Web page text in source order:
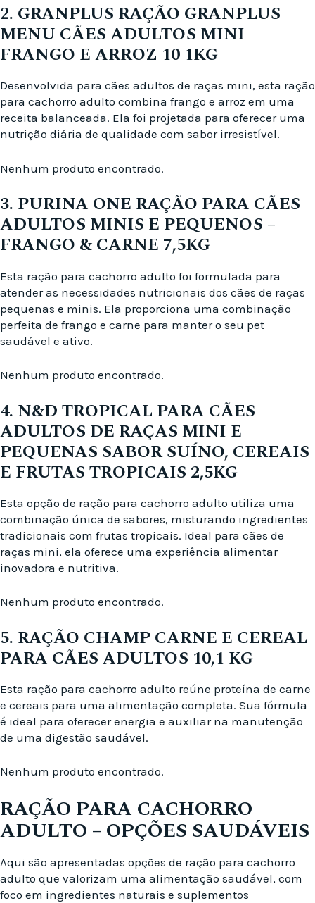
2. GRANPLUS RAÇÃO GRANPLUS
MENU CÃES ADULTOS MINI
FRANGO E ARROZ 10 1KG
Desenvolvida para cães adultos de raças mini, esta ração
para cachorro adulto combina frango e arroz em uma
receita balanceada. Ela foi projetada para oferecer uma
nutrição diária de qualidade com sabor irresistível.
Nenhum produto encontrado.
3. PURINA ONE RAÇÃO PARA CÃES
ADULTOS MINIS E PEQUENOS –
FRANGO & CARNE 7,5KG
Esta ração para cachorro adulto foi formulada para
atender as necessidades nutricionais dos cães de raças
pequenas e minis. Ela proporciona uma combinação
perfeita de frango e carne para manter o seu pet
saudável e ativo.
Nenhum produto encontrado.
4. N&D TROPICAL PARA CÃES
ADULTOS DE RAÇAS MINI E
PEQUENAS SABOR SUÍNO, CEREAIS
E FRUTAS TROPICAIS 2,5KG
Esta opção de ração para cachorro adulto utiliza uma
combinação única de sabores, misturando ingredientes
tradicionais com frutas tropicais. Ideal para cães de
raças mini, ela oferece uma experiência alimentar
inovadora e nutritiva.
Nenhum produto encontrado.
5. RAÇÃO CHAMP CARNE E CEREAL
PARA CÃES ADULTOS 10,1 KG
Esta ração para cachorro adulto reúne proteína de carne
e cereais para uma alimentação completa. Sua fórmula
é ideal para oferecer energia e auxiliar na manutenção
de uma digestão saudável.
Nenhum produto encontrado.
RAÇÃO PARA CACHORRO
ADULTO – OPÇÕES SAUDÁVEIS
Aqui são apresentadas opções de ração para cachorro
adulto que valorizam uma alimentação saudável, com
foco em ingredientes naturais e suplementos